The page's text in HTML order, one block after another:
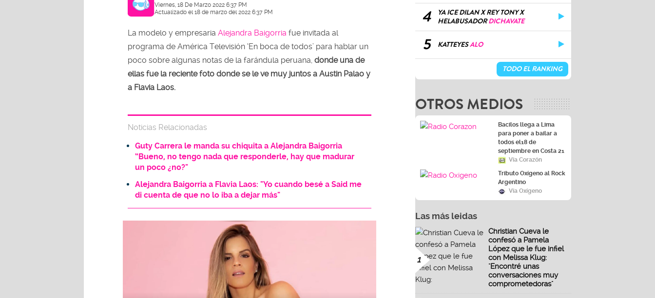
Viernes, 18 De Marzo 2022 6:37 PM
Actualizado el 18 de marzo del 2022 6:37 PM
La modelo y empresaria Alejandra Baigorria fue invitada al
programa de América Televisión ‘En boca de todos’ para hablar un
poco sobre algunas notas de la farándula peruana, donde una de
ellas fue la reciente foto donde se le ve muy juntos a Austin Palao y
a Flavia Laos.
Noticias Relacionadas
Guty Carrera le manda su chiquita a Alejandra Baigorria
“Bueno, no tengo nada que responderle, hay que madurar
un poco ¿no?"
Alejandra Baigorria a Flavia Laos: "Yo cuando besé a Said me
di cuenta de que no lo iba a dejar más"
4
YA ICE DILAN X REY TONY X
HELABUSADORDICHAVATE
5 KATTEYESALO
TODO EL RANKING
OTROS MEDIOS
Bacilos llega a Lima
para poner a bailar a
todos el18 de
septiembre en Costa 21
Vía Corazón
Tributo Oxígeno al Rock
Argentino
Vía Oxígeno
Las más leidas
1
Christian Cueva le
confesó a Pamela
López que le fue infiel
con Melissa Klug:
"Encontré unas
conversaciones muy
comprometedoras"